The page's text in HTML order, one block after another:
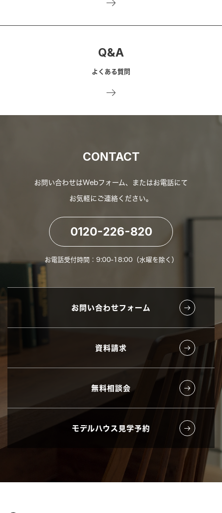
Q&A
よくある質問
CONTACT
お問い合わせはWebフォーム、またはお電話にて
お気軽にご連絡ください。
0120-226-820
お電話受付時間：9:00-18:00（水曜を除く）
お問い合わせフォーム
資料請求
無料相談会
モデルハウス見学予約